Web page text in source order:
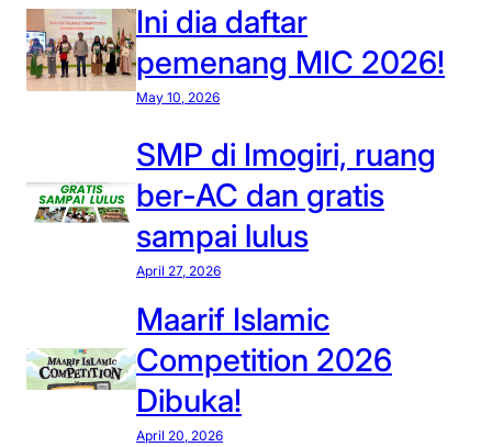
Ini dia daftar
pemenang MIC 2026!
May 10, 2026
SMP di Imogiri, ruang
ber-AC dan gratis
sampai lulus
April 27, 2026
Maarif Islamic
Competition 2026
Dibuka!
April 20, 2026